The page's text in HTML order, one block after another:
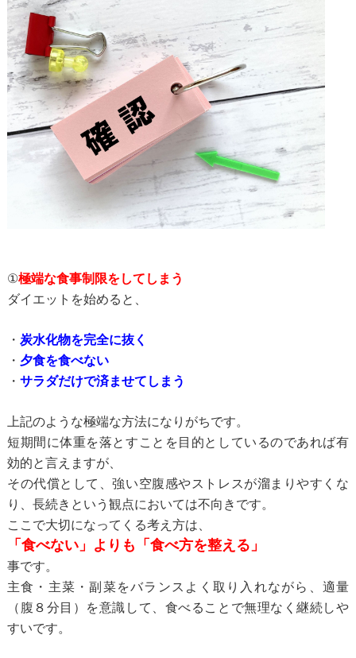
①極端な食事制限をしてしまう
ダイエットを始めると、
・ 炭水化物を完全に抜く
・ 夕食を食べない
・ サラダだけで済ませてしまう
上記のような極端な方法になりがちです。
短期間に体重を落とすことを目的としているのであれば有
効的と言えますが、
その代償として、強い空腹感やストレスが溜まりやすくな
り、長続きという観点においては不向きです。
ここで大切になってくる考え方は、
「食べない」よりも「食べ方を整える」
事です。
主食・主菜・副菜をバランスよく取り入れながら、適量
（腹８分目）を意識して、 食べることで無理なく継続しや
すいです。